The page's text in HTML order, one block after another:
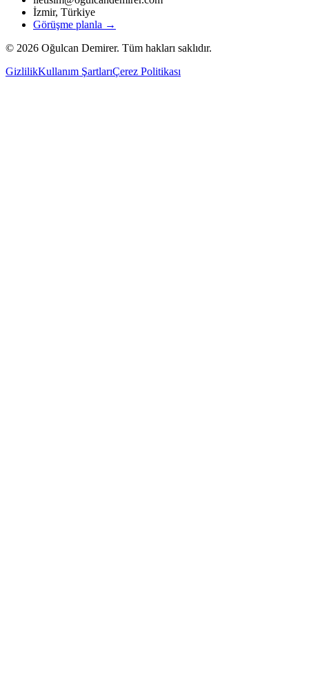
İzmir, Türkiye
Görüşme planla →
© 2026 Oğulcan Demirer. Tüm hakları saklıdır.
GizlilikKullanım ŞartlarıÇerez Politikası